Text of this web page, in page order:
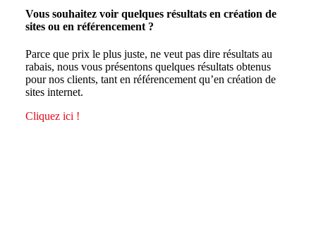
Vous souhaitez voir quelques résultats en création de
sites ou en référencement ?
Parce que prix le plus juste, ne veut pas dire résultats au
rabais, nous vous présentons quelques résultats obtenus
pour nos clients, tant en référencement qu’en création de
sites internet.
Cliquez ici !